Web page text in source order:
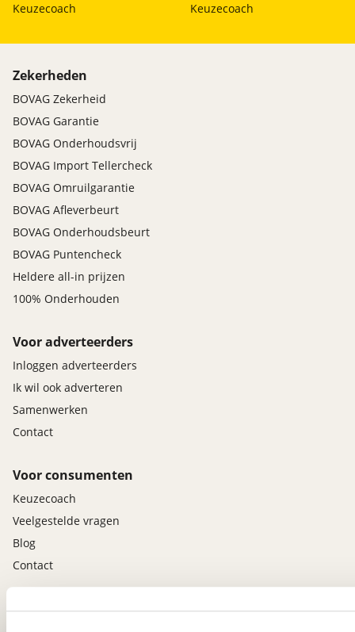
Keuzecoach
Keuzecoach
Zekerheden
BOVAG Zekerheid
BOVAG Garantie
BOVAG Onderhoudsvrij
BOVAG Import Tellercheck
BOVAG Omruilgarantie
BOVAG Afleverbeurt
BOVAG Onderhoudsbeurt
BOVAG Puntencheck
Heldere all-in prijzen
100% Onderhouden
Voor adverteerders
Inloggen adverteerders
Ik wil ook adverteren
Samenwerken
Contact
Voor consumenten
Keuzecoach
Veelgestelde vragen
Blog
Contact
viaBOVAG.nl app